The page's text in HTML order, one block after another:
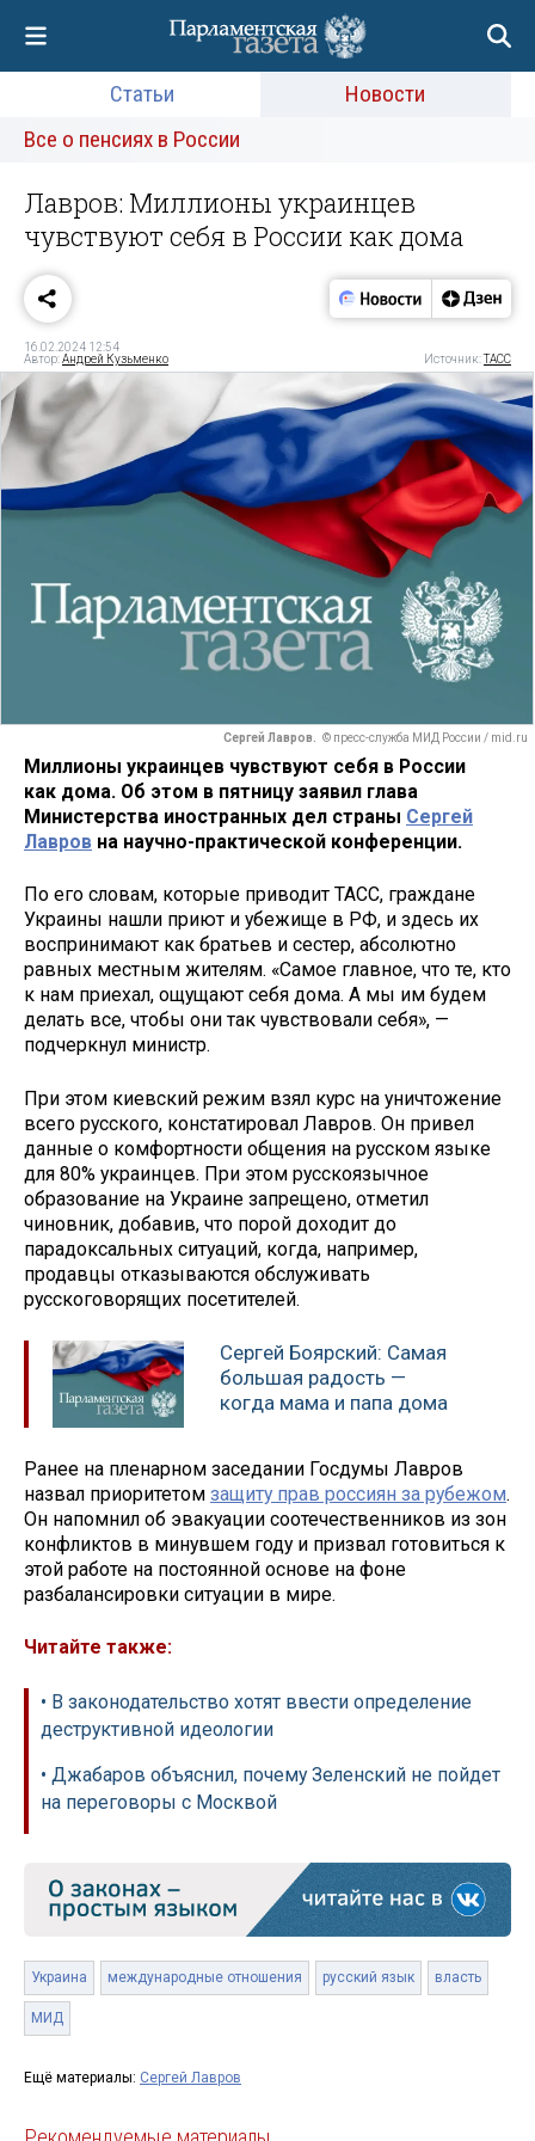
Статьи
Новости
Все о пенсиях в России
Лавров: Миллионы украинцев
чувствуют себя в России как дома
16.02.2024 12:54
Автор:Андрей Кузьменко Источник:ТАСС
Сергей Лавров. © пресс-служба МИД России / mid.ru
Миллионы украинцев чувствуют себя в России
как дома. Об этом в пятницу заявил глава
Министерства иностранных дел страны Сергей
Лавров на научно-практической конференции.
По его словам, которые приводит ТАСС, граждане
Украины нашли приют и убежище в РФ, и здесь их
воспринимают как братьев и сестер, абсолютно
равных местным жителям. «Самое главное, что те, кто
к нам приехал, ощущают себя дома. А мы им будем
делать все, чтобы они так чувствовали себя», —
подчеркнул министр.
При этом киевский режим взял курс на уничтожение
всего русского, констатировал Лавров. Он привел
данные о комфортности общения на русском языке
для 80% украинцев. При этом русскоязычное
образование на Украине запрещено, отметил
чиновник, добавив, что порой доходит до
парадоксальных ситуаций, когда, например,
продавцы отказываются обслуживать
русскоговорящих посетителей.
Сергей Боярский: Самая
большая радость —
когда мама и папа дома
Ранее на пленарном заседании Госдумы Лавров
назвал приоритетом защиту прав россиян за рубежом.
Он напомнил об эвакуации соотечественников из зон
конфликтов в минувшем году и призвал готовиться к
этой работе на постоянной основе на фоне
разбалансировки ситуации в мире.
Читайте также:
• В законодательство хотят ввести определение
деструктивной идеологии
• Джабаров объяснил, почему Зеленский не пойдет
на переговоры с Москвой
Украина международные отношения русский язык власть
МИД
Ещё материалы: Сергей Лавров